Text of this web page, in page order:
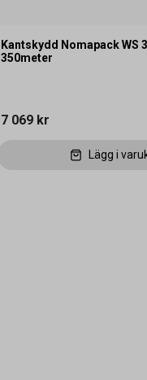
Kantskydd Nomapack WS
350meter
7 069 kr
Lägg i